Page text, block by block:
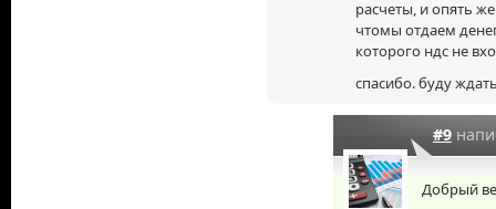
расчеты, и опять
чтомы отдаем
которого ндс не
спасибо. буду
#9
Добрый